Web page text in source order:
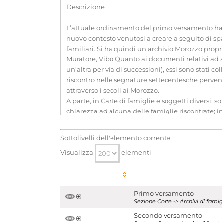
Descrizione
L’attuale ordinamento del primo versamento
nuovo contesto venutosi a creare a seguito di
familiari. Si ha quindi un archivio Morozzo
Muratore, Vibò Quanto ai documenti relativi
un’altra per via di successioni), essi sono stati
riscontro nelle segnature settecentesche
attraverso i secoli ai Morozzo.
A parte, in Carte di famiglie e soggetti diversi,
chiarezza ad alcuna delle famiglie riscontrate;
Per quanto riguarda l’archivio della famiglia
patrimoniali il materiale è ripartito per località
beni allodiali, secondo lo stesso criterio. Nella
conseguenza, gli atti di lite per beni o diritti di
Il secondo versamento è invece costituito da
Estensioni
-
Consistenza
495 bb. e voll.
Sottolivelli dell'elemento corrente
Visualizza elementi
Primo versamento
Sezione Corte -> Archivi di
Secondo versamento